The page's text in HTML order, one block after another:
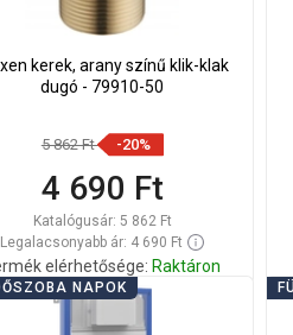
kerek, arany színű klik-klak
dugó - 79910-50
5 862 Ft -20%
4 690 Ft
Katalógusár: 5 862 Ft
Legalacsonyabb ár: 4 690 Ft
elérhetősége: Raktáron
Kosárba
NAPOK